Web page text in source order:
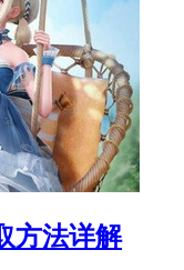
方法详解